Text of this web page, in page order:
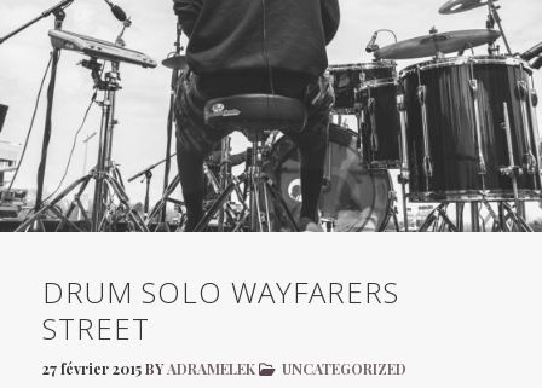
DRUM SOLO WAYFARERS
STREET
27 février 2015BYADRAMELEK UNCATEGORIZED